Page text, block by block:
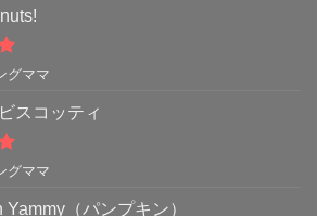
グママ
スコッティ
グママ
Yammy（パンプキン）